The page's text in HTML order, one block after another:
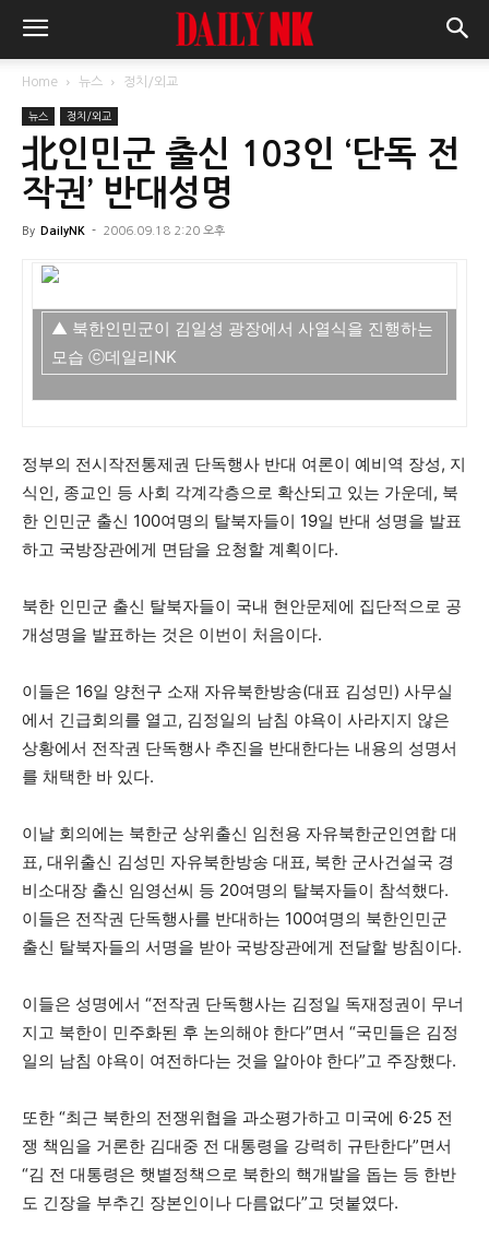
Home 뉴스 정치/외교
뉴스 정치/외교
北인민군 출신 103인 ‘단독 전
작권’ 반대성명
By DailyNK - 2006.09.18 2:20 오후
▲ 북한인민군이 김일성 광장에서 사열식을 진행하는
모습 ⓒ데일리NK
정부의 전시작전통제권 단독행사 반대 여론이 예비역 장성, 지
식인, 종교인 등 사회 각계각층으로 확산되고 있는 가운데, 북
한 인민군 출신 100여명의 탈북자들이 19일 반대 성명을 발표
하고 국방장관에게 면담을 요청할 계획이다.
북한 인민군 출신 탈북자들이 국내 현안문제에 집단적으로 공
개성명을 발표하는 것은 이번이 처음이다.
이들은 16일 양천구 소재 자유북한방송(대표 김성민) 사무실
에서 긴급회의를 열고, 김정일의 남침 야욕이 사라지지 않은
상황에서 전작권 단독행사 추진을 반대한다는 내용의 성명서
를 채택한 바 있다.
이날 회의에는 북한군 상위출신 임천용 자유북한군인연합 대
표, 대위출신 김성민 자유북한방송 대표, 북한 군사건설국 경
비소대장 출신 임영선씨 등 20여명의 탈북자들이 참석했다.
이들은 전작권 단독행사를 반대하는 100여명의 북한인민군
출신 탈북자들의 서명을 받아 국방장관에게 전달할 방침이다.
이들은 성명에서 “전작권 단독행사는 김정일 독재정권이 무너
지고 북한이 민주화된 후 논의해야 한다”면서 “국민들은 김정
일의 남침 야욕이 여전하다는 것을 알아야 한다”고 주장했다.
또한 “최근 북한의 전쟁위협을 과소평가하고 미국에 6∙25 전
쟁 책임을 거론한 김대중 전 대통령을 강력히 규탄한다”면서
“김 전 대통령은 햇볕정책으로 북한의 핵개발을 돕는 등 한반
도 긴장을 부추긴 장본인이나 다름없다”고 덧붙였다.